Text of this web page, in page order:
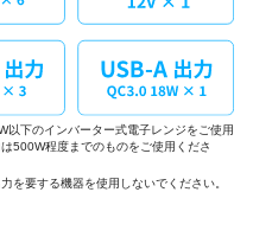
下のインバーター式電子レンジをご使用
500W程度までのものをご使用くださ
を要する機器を使用しないでください。